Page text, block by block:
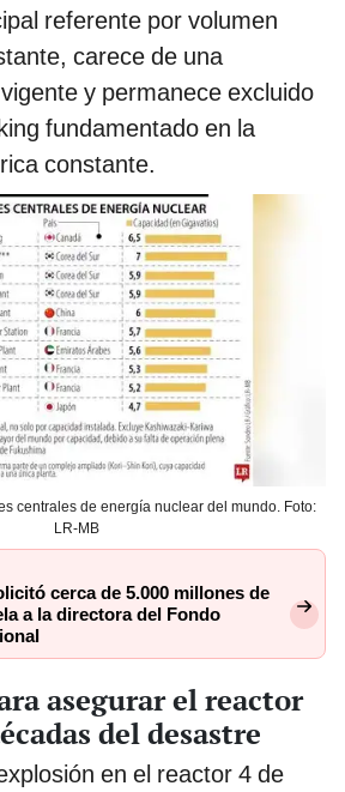
referente por volumen
carece de una
y permanece excluido
fundamentado en la
constante.
centrales de energía nuclear del mundo. Foto:
LR-MB
cerca de 5.000 millones de
a la directora del Fondo
asegurar el reactor
del desastre
en el reactor 4 de